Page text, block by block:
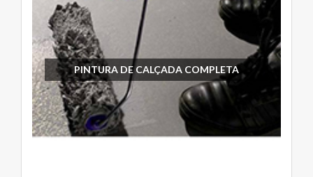
PINTURA DE CALÇADA COMPLETA